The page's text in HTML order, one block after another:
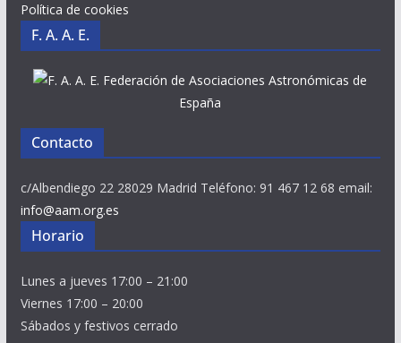
Política de cookies
F. A. A. E.
Federación de Asociaciones Astronómicas de
España
Contacto
c/Albendiego 22 28029 Madrid Teléfono: 91 467 12 68 email:
info@aam.org.es
Horario
Lunes a jueves 17:00 – 21:00
Viernes 17:00 – 20:00
Sábados y festivos cerrado